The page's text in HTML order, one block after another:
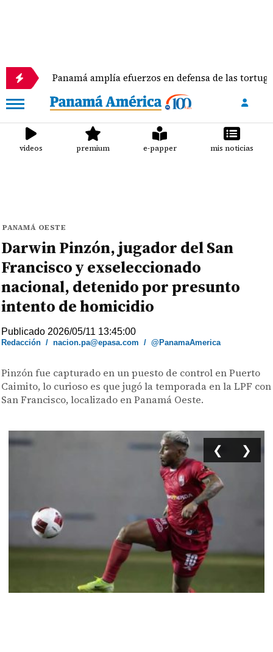
Panamá amplía efuerzos en defensa de las tortugas marinas
videos premium e-papper mis noticias
PANAMÁ OESTE
Darwin Pinzón, jugador del San
Francisco y exseleccionado
nacional, detenido por presunto
intento de homicidio
Publicado 2026/05/11 13:45:00
Redacción /nacion.pa@epasa.com /@PanamaAmerica
Pinzón fue capturado en un puesto de control en Puerto
Caimito, lo curioso es que jugó la temporada en la LPF con
San Francisco, localizado en Panamá Oeste.
❮ ❯